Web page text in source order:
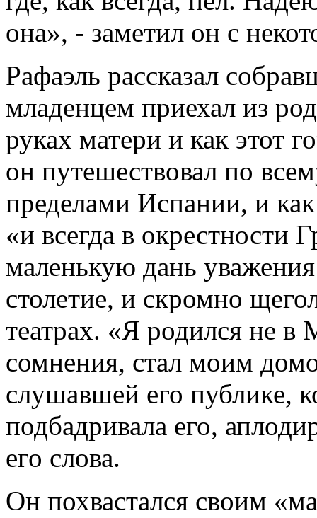
она», - заметил он с
Рафаэль рассказал
младенцем приехал из
руках матери и как этот
он путешествовал по
пределами Испании, и
«и всегда в окрестности
маленькую дань
столетие, и скромно
театрах. «Я родился не
сомнения, стал моим
слушавшей его публике,
подбадривала его,
его слова.
Он похвастался своим